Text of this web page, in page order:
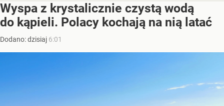
Wyspa z krystalicznie czystą wodą
do kąpieli. Polacy kochają na nią latać
Dodano:dzisiaj 6:01